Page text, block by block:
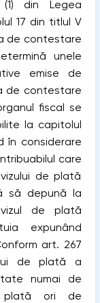
din Legea
17 din titlul V
de contestare
unele
emise de
de contestare
fiscal se
la capitolul
în considerare
care
de plată
să depună la
de plată
expunând
art. 267
de plată a
numai de
plată ori de